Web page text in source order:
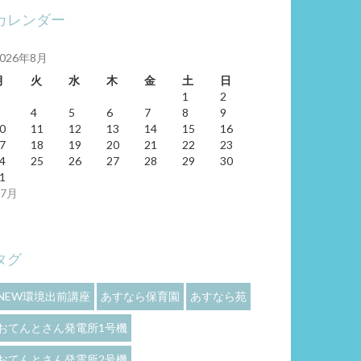
レンダー
年8月
火 水 木 金 土 日
月
1
2
4 5 6 7 8
9
11 12 13 14 15
16
18 19 20 21 22
23
25 26 27 28 29
30
グ
環境出前講座 あすなら保育園 あすなら苑
てんとさん発電所1号機